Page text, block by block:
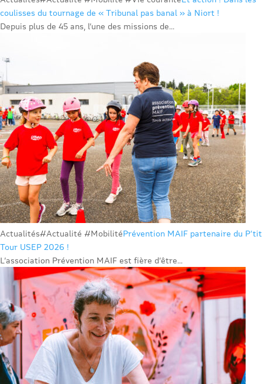
coulisses du tournage de « Tribunal pas banal » à Niort !
Depuis plus de 45 ans, l’une des missions de...
Actualités#Actualité #MobilitéPrévention MAIF partenaire du P’tit
Tour USEP 2026 !
L’association Prévention MAIF est fière d’être...